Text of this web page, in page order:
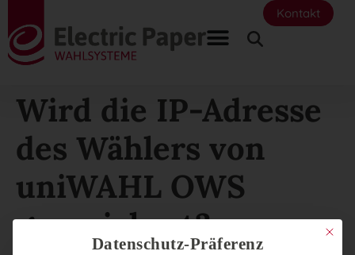
Kontakt
Wird die IP-Adresse
des Wählers von
uniWAHL OWS
gespeichert?
Mit
Datenschutz-Präferenz